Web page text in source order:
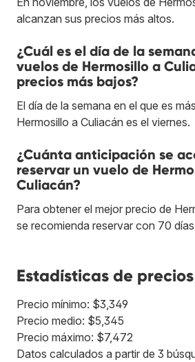
alcanzan sus precios más altos.
¿Cuál es el día de la
vuelos de Hermosillo a
precios más bajos?
El día de la semana en el que es
Hermosillo a Culiacán es el viernes.
¿Cuánta anticipación se
reservar un vuelo de
Culiacán?
Para obtener el mejor precio de
se recomienda reservar con 70
Estadísticas de
Precio mínimo: $3,349
Precio medio: $5,345
Precio máximo: $7,472
Datos calculados a partir de 3